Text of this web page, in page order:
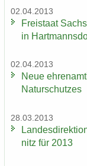
02.04.2013
Frei­staat
in
02.04.2013
Neue
Na­tur­schut­zes
28.03.2013
nitz für 2013